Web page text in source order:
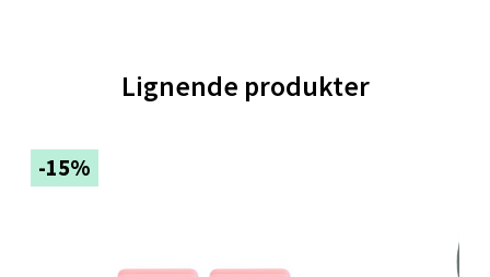
Lignende produkter
-15%
Trondheim - Sirkus Shopping
Falkenborgveien 5, 7044 Trondheim
Åpent i dag 09-21